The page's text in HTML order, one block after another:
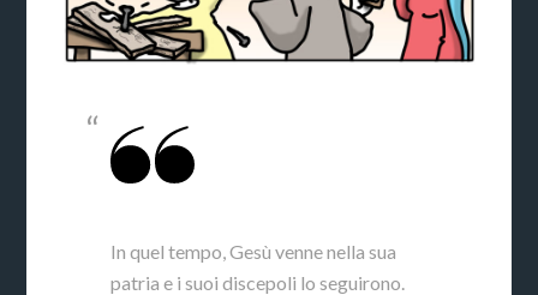
In quel tempo, Gesù venne nella sua
patria e i suoi discepoli lo seguirono.